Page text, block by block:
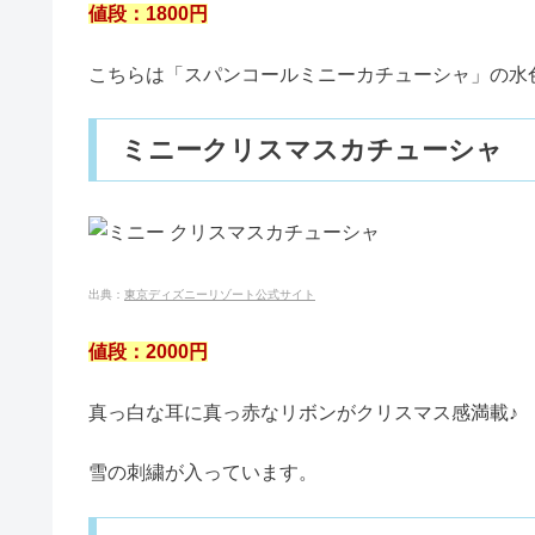
値段：1800円
こちらは「スパンコールミニーカチューシャ」の水
ミニークリスマスカチューシャ
出典： 東京ディズニーリゾート公式サイト
値段：2000円
真っ白な耳に真っ赤なリボンがクリスマス感満載♪
雪の刺繍が入っています。